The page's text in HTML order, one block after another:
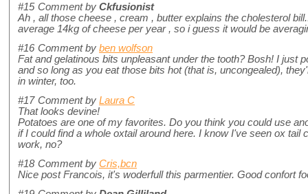
#15 Comment by Ckfusionist
Ah , all those cheese , cream , butter explains the cholesterol
average 14kg of cheese per year , so i guess it would be
#16 Comment by ben wolfson
Fat and gelatinous bits unpleasant under the tooth? Bosh! I just
and so long as you eat those bits hot (that is, uncongealed),
in winter, too.
#17 Comment by Laura C
That looks devine!
Potatoes are one of my favorites. Do you think you could use
if I could find a whole oxtail around here. I know I've seen ox tail
work, no?
#18 Comment by Cris,bcn
Nice post Francois, it's woderfull this parmentier. Good confort